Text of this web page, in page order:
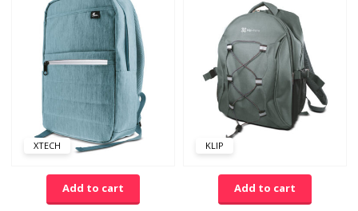
XTECH
Add to cart
KLIP
Add to cart